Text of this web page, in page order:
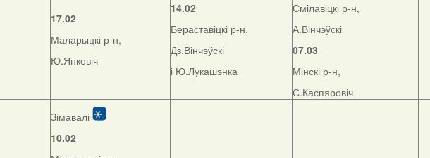
17.02
Маларыцкі р-н,
Ю.Янкевіч
14.02
Бераставіцкі р-н,
Дз.Вінчэўскі
і Ю.Лукашэнка
Смілавіцкі р-н,
А.Вінчэўскі
07.03
Мінскі р-н,
С.Каспяровіч
Зімавалі
10.02